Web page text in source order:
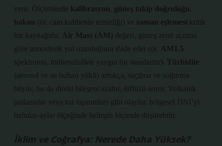
verir. Ölçümlerde kalibrasyon güneş takip doğruluğu
bakım (ör. cam kubbenin temizliği) ve zaman eşlemesi kritik
hat kaynağıdır.
Air Mass (AM) değeri, güneş zenit açısına
göre atmosferik yol uzunluğunu ifade eder (ör.
AM1.5
spektrumu, mühendislikte yaygın bir standarttır). Türbidite
(aerosol ve su buharı yükü) arttıkça, saçılma ve soğurma
büyür; bu da direkt bileşeni azaltır, diffüzü artırır.
Volkanik
patlamalar
veya toz taşınımları
gibi olaylar, bölgesel DNI’yi
haftalar-aylar ölçeğinde belirgin biçimde düşürebilir.
İklim ve Coğrafya: Nerede Daha Yüksek?